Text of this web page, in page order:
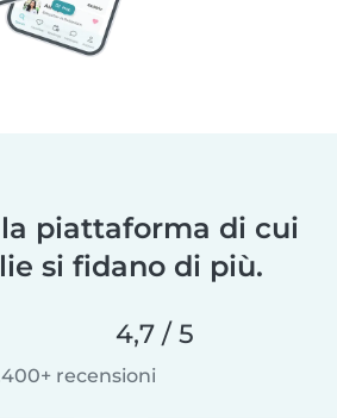
piattaforma di cui
si fidano di più.
4,7 / 5
recensioni